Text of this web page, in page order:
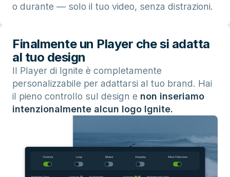
o durante — solo il tuo video, senza distrazioni.
Finalmente un Player che si adatta
al tuo design
Il Player di Ignite è completamente
personalizzabile per adattarsi al tuo brand. Hai
il pieno controllo sul design e non inseriamo
intenzionalmente alcun logo Ignite.